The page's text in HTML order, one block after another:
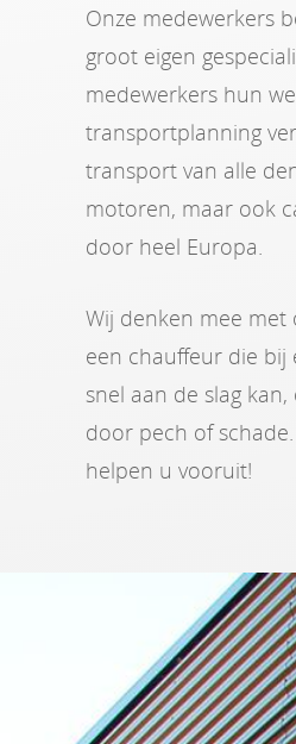
Onze medewerkers
groot eigen
medewerkers hun
transportplanning
transport van alle
motoren, maar ook
door heel Europa.
Wij denken mee met
een chauffeur die bij
snel aan de slag
door pech of
helpen u vooruit!